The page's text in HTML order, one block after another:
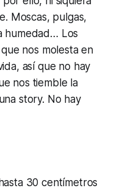
Moscas, pulgas,
humedad… Los
nos molesta en
así que no hay
nos tiemble la
story. No hay
30 centímetros